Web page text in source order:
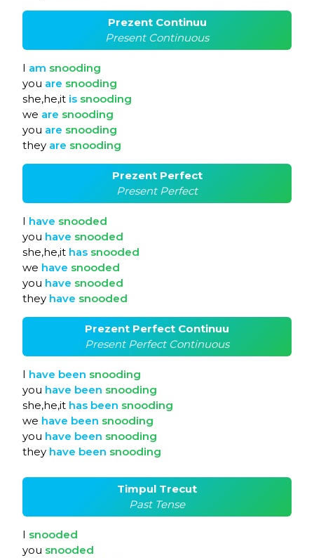
Prezent Continuu
Present Continuous
I am snooding
you are snooding
she,he,it is snooding
we are snooding
you are snooding
they are snooding
Prezent Perfect
Present Perfect
I have snooded
you have snooded
she,he,it has snooded
we have snooded
you have snooded
they have snooded
Prezent Perfect Continuu
Present Perfect Continuous
I have been snooding
you have been snooding
she,he,it has been snooding
we have been snooding
you have been snooding
they have been snooding
Timpul Trecut
Past Tense
I snooded
you snooded